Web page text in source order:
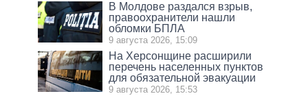
В Молдове раздался взрыв,
правоохранители нашли
обломки БПЛА
9 августа 2026, 15:09
На Херсонщине расширили
перечень населенных пунктов
для обязательной эвакуации
9 августа 2026, 15:53